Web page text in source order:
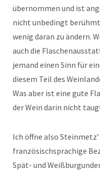
übernommen und ist
nicht unbedingt
wenig daran zu ändern.
auch die
jemand einen Sinn für
diesem Teil des
Was aber ist eine gute
der Wein darin nicht
Ich öffne also
französischsprachige
Spät- und